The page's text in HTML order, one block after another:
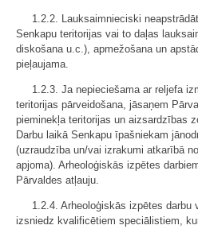
1.2.2. Lauksaimnieciski
Senkapu teritorijas vai to daļas
diskošana u.c.), apmežošana un
pieļaujama.
1.2.3. Ja nepieciešama ar reljefa
teritorijas pārveidošana, jāsaņem
pieminekļa teritorijas un aizsardzības
Darbu laikā Senkapu īpašniekam
(uzraudzība un/vai izrakumi atkarībā
apjoma). Arheoloģiskās izpētes
Pārvaldes atļauju.
1.2.4. Arheoloģiskās izpētes darbu
izsniedz kvalificētiem speciālistiem,